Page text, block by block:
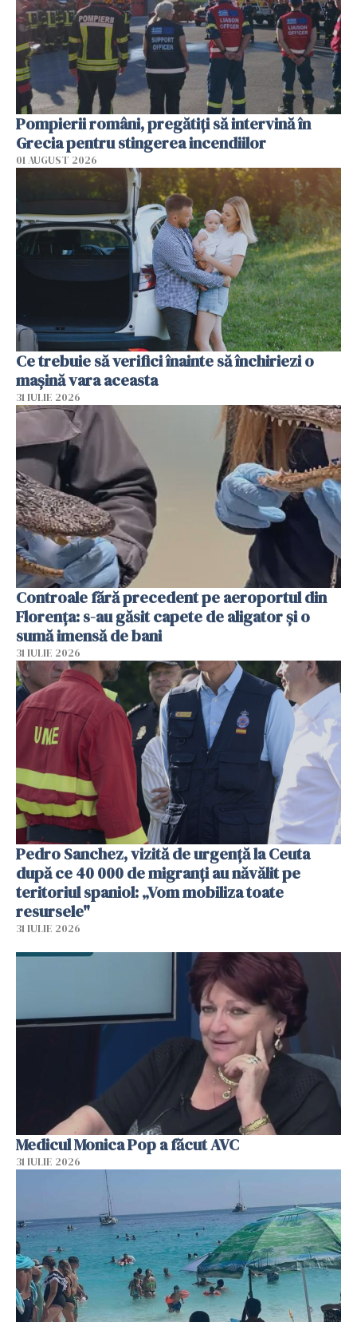
Pompierii români, pregătiţi să intervină în
Grecia pentru stingerea incendiilor
01 AUGUST 2026
Ce trebuie să verifici înainte să închiriezi o
mașină vara aceasta
31 IULIE 2026
Controale fără precedent pe aeroportul din
Florența: s-au găsit capete de aligator și o
sumă imensă de bani
31 IULIE 2026
Pedro Sanchez, vizită de urgență la Ceuta
după ce 40 000 de migranți au năvălit pe
teritoriul spaniol: „Vom mobiliza toate
resursele"
31 IULIE 2026
Medicul Monica Pop a făcut AVC
31 IULIE 2026